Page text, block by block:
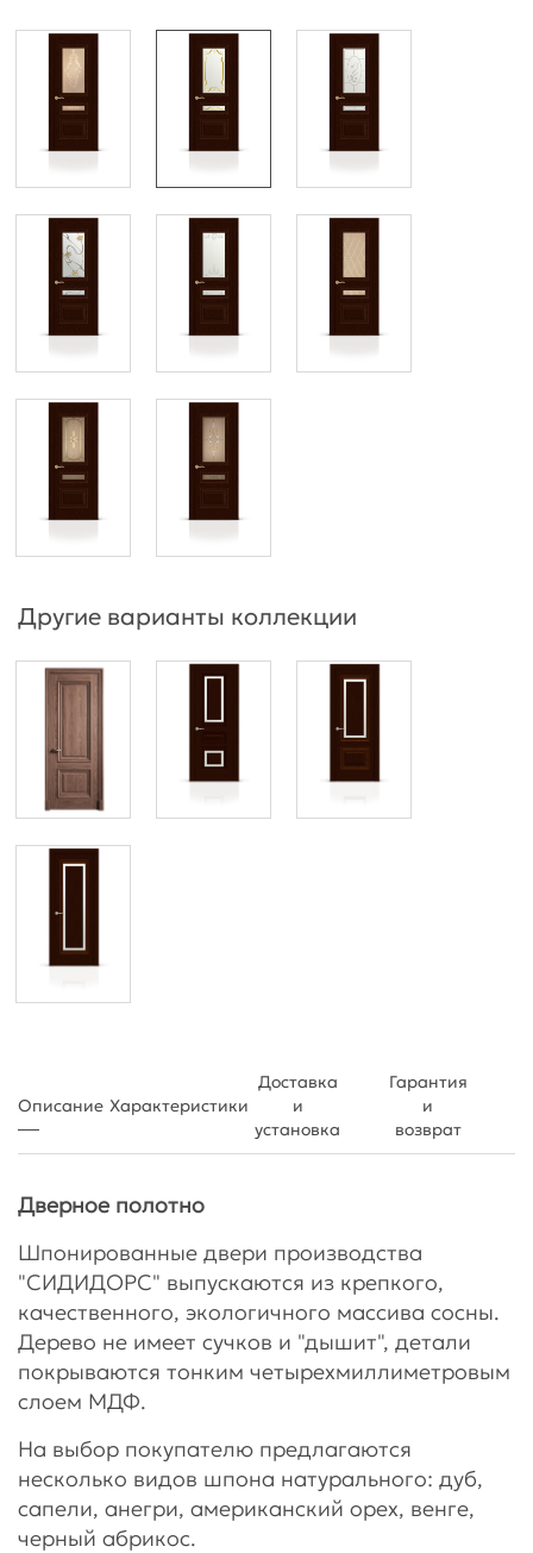
Другие варианты коллекции
Описание Характеристики
Доставка
и
установка
Гарантия
и
возврат
Дверное полотно
Шпонированные двери производства
"СИДИДОРС" выпускаются из крепкого,
качественного, экологичного массива сосны.
Дерево не имеет сучков и "дышит", детали
покрываются тонким четырехмиллиметровым
слоем МДФ.
На выбор покупателю предлагаются
несколько видов шпона натурального: дуб,
сапели, анегри, американский орех, венге,
черный абрикос.